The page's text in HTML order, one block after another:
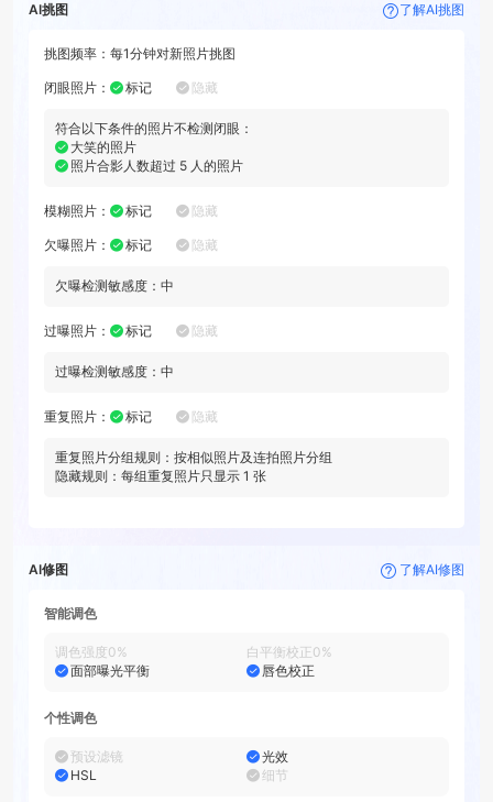
AI挑图 了解AI挑图
挑图频率： 每1分钟对新照片挑图
闭眼照片 ： 标记 隐藏
符合以下条件的照片不检测闭眼：
大笑的照片
照片合影人数超过 5 人的照片
模糊照片 ： 标记 隐藏
欠曝照片 ： 标记 隐藏
欠曝检测敏感度： 中
过曝照片 ： 标记 隐藏
过曝检测敏感度： 中
重复照片 ： 标记 隐藏
重复照片分组规则： 按相似照片及连拍照片分组
隐藏规则：每组重复照片只显示 1 张
AI修图 了解AI修图
智能调色
调色强度0% 白平衡校正0%
面部曝光平衡
唇色校正
个性调色
预设滤镜
光效
HSL
细节